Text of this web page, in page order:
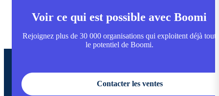
Voir ce qui est possible avec Boomi
Rejoignez plus de 30 000 organisations qui exploitent déjà tout
le potentiel de Boomi.
Contacter les ventes